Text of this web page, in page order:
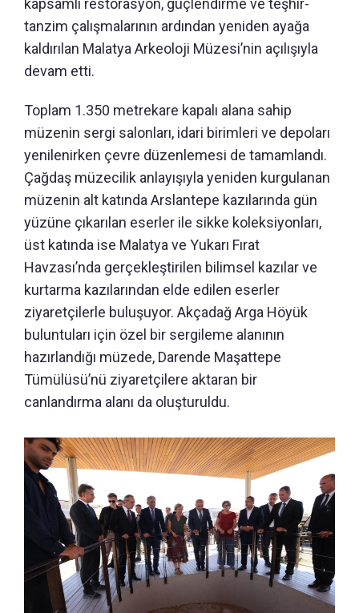
tanzim çalışmalarının ardından yeniden ayağa
kaldırılan Malatya Arkeoloji Müzesi’nin açılışıyla
devam etti.
Toplam 1.350 metrekare kapalı alana sahip
müzenin sergi salonları, idari birimleri ve depoları
yenilenirken çevre düzenlemesi de tamamlandı.
Çağdaş müzecilik anlayışıyla yeniden kurgulanan
müzenin alt katında Arslantepe kazılarında gün
yüzüne çıkarılan eserler ile sikke koleksiyonları,
üst katında ise Malatya ve Yukarı Fırat
Havzası’nda gerçekleştirilen bilimsel kazılar ve
kurtarma kazılarından elde edilen eserler
ziyaretçilerle buluşuyor. Akçadağ Arga Höyük
buluntuları için özel bir sergileme alanının
hazırlandığı müzede, Darende Maşattepe
Tümülüsü’nü ziyaretçilere aktaran bir
canlandırma alanı da oluşturuldu.